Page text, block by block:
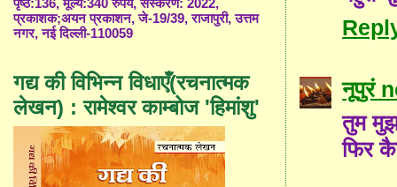
नूपुरं
तुम
फिर
पृष्ठ:136, मूल्य:340 रुपये, संस्करण: 2022,
प्रकाशक;अयन प्रकाशन, जे-19/39, राजापुरी, उत्तम
नगर, नई दिल्ली-110059
गद्य की विभिन्न विधाएँ(रचनात्मक
लेखन) : रामेश्वर काम्बोज 'हिमांशु'